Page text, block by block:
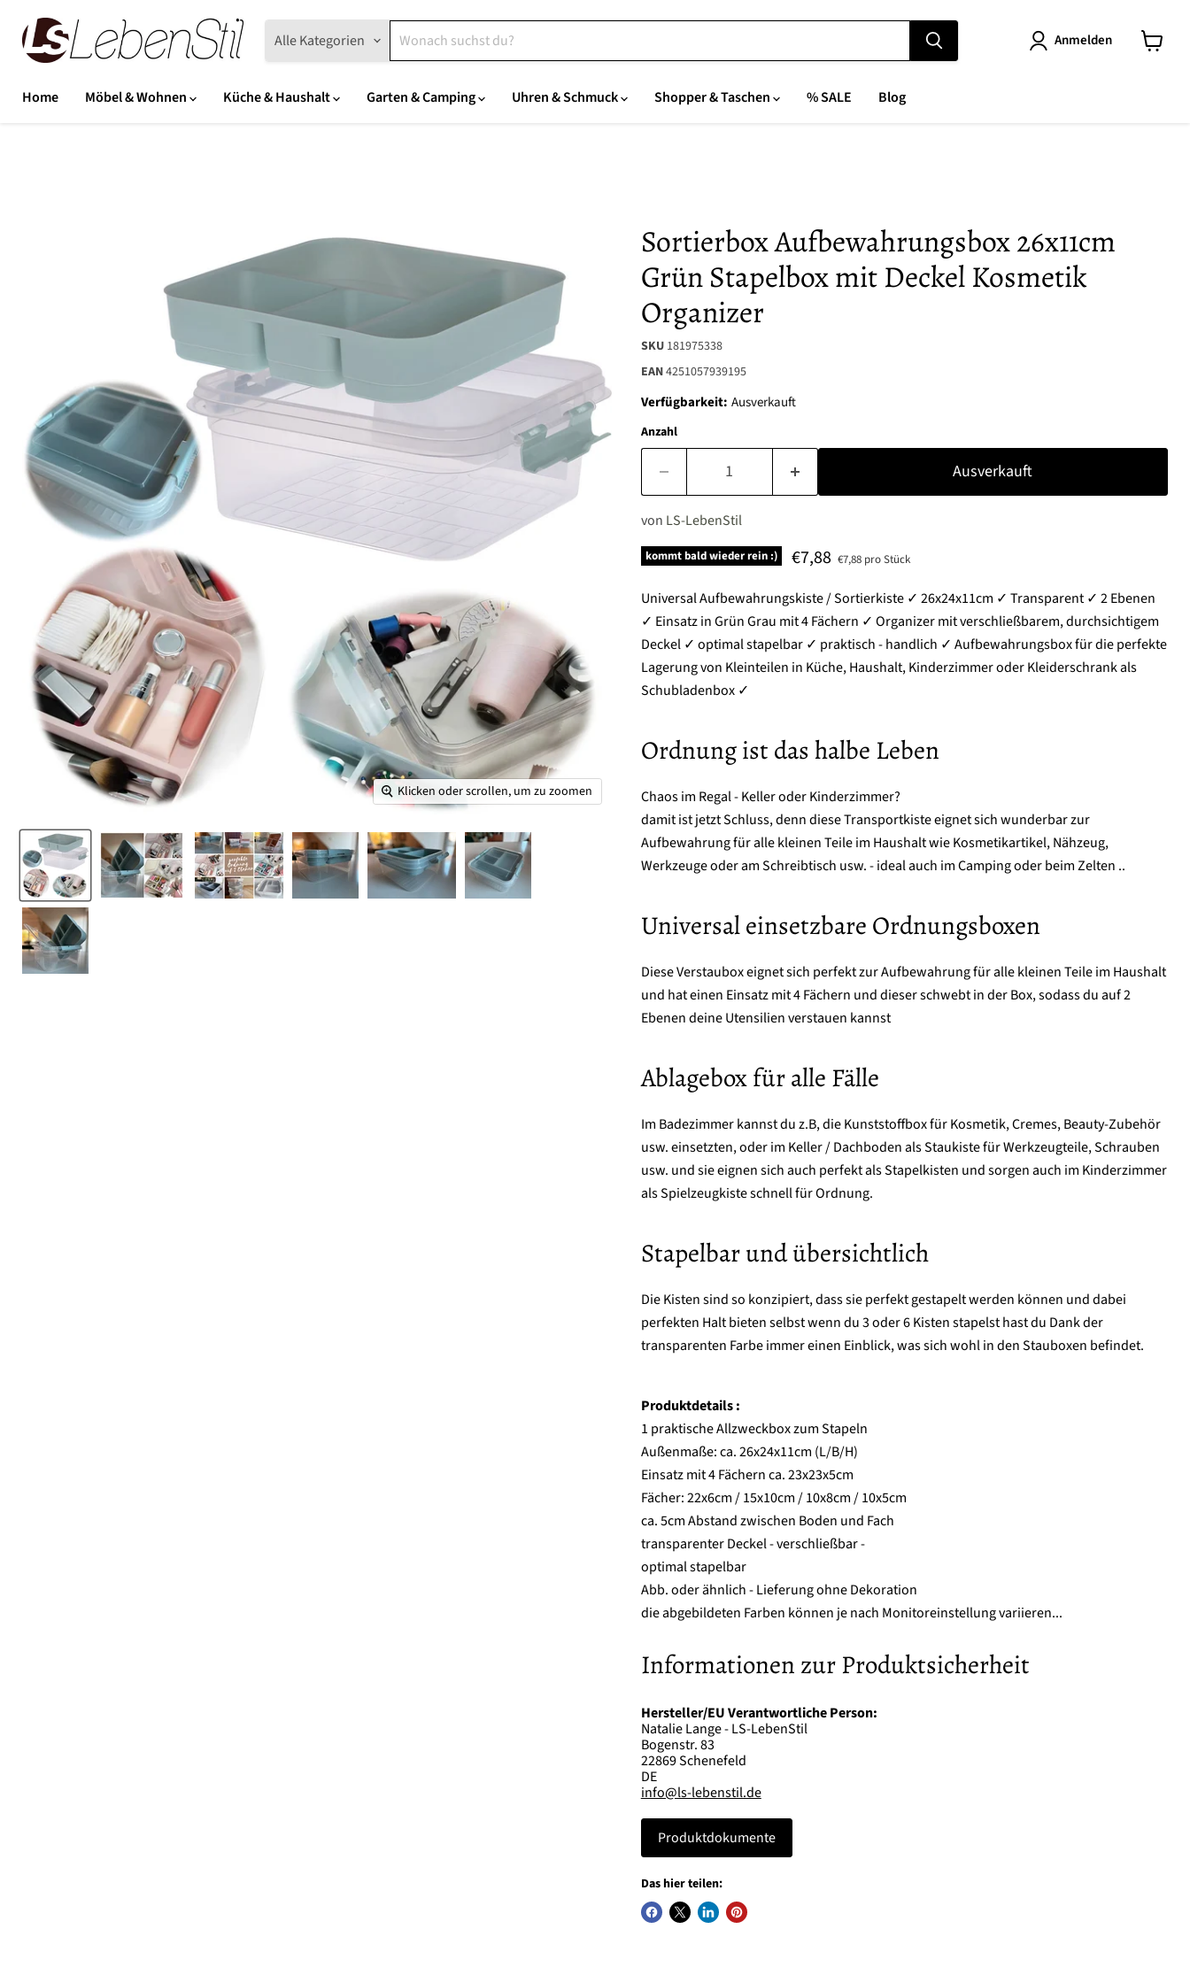
Alle Kategorien Anmelden
Home
Möbel & Wohnen Küche & Haushalt Garten & Camping Uhren & Schmuck Shopper & Taschen % SALE Blog
Klicken oder scrollen, um zu zoomen
Sortierbox Aufbewahrungsbox 26x11cm
Grün Stapelbox mit Deckel Kosmetik
Organizer
SKU 181975338
EAN4251057939195
Verfügbarkeit: Ausverkauft
Anzahl
Ausverkauft
von LS-LebenStil
kommt bald wieder rein :) Aktueller Preis
€7,88 €7,88 pro Stück
Universal Aufbewahrungskiste / Sortierkiste ✓ 26x24x11cm ✓ Transparent ✓ 2 Ebenen
✓ Einsatz in Grün Grau mit 4 Fächern ✓ Organizer mit verschließbarem, durchsichtigem
Deckel ✓ optimal stapelbar ✓ praktisch - handlich ✓ Aufbewahrungsbox für die perfekte
Lagerung von Kleinteilen in Küche, Haushalt, Kinderzimmer oder Kleiderschrank als
Schubladenbox ✓
Ordnung ist das halbe Leben
Chaos im Regal - Keller oder Kinderzimmer?
damit ist jetzt Schluss, denn diese Transportkiste eignet sich wunderbar zur
Aufbewahrung für alle kleinen Teile im Haushalt wie Kosmetikartikel, Nähzeug,
Werkzeuge oder am Schreibtisch usw. - ideal auch im Camping oder beim Zelten ..
Universal einsetzbare Ordnungsboxen
Diese Verstaubox eignet sich perfekt zur Aufbewahrung für alle kleinen Teile im Haushalt
und hat einen Einsatz mit 4 Fächern und dieser schwebt in der Box, sodass du auf 2
Ebenen deine Utensilien verstauen kannst
Ablagebox für alle Fälle
Im Badezimmer kannst du z.B, die Kunststoffbox für Kosmetik, Cremes, Beauty-Zubehör
usw. einsetzten, oder im Keller / Dachboden als Staukiste für Werkzeugteile, Schrauben
usw. und sie eignen sich auch perfekt als Stapelkisten und sorgen auch im Kinderzimmer
als Spielzeugkiste schnell für Ordnung.
Stapelbar und übersichtlich
Die Kisten sind so konzipiert, dass sie perfekt gestapelt werden können und dabei
perfekten Halt bieten selbst wenn du 3 oder 6 Kisten stapelst hast du Dank der
transparenten Farbe immer einen Einblick, was sich wohl in den Stauboxen befindet.
Produktdetails :
1 praktische Allzweckbox zum Stapeln
Außenmaße: ca. 26x24x11cm (L/B/H)
Einsatz mit 4 Fächern ca. 23x23x5cm
Fächer: 22x6cm / 15x10cm / 10x8cm / 10x5cm
ca. 5cm Abstand zwischen Boden und Fach
transparenter Deckel - verschließbar -
optimal stapelbar
Abb. oder ähnlich - Lieferung ohne Dekoration
die abgebildeten Farben können je nach Monitoreinstellung variieren...
Informationen zur Produktsicherheit
Hersteller/EU Verantwortliche Person:
Natalie Lange - LS-LebenStil
Bogenstr. 83
22869 Schenefeld
DE
info@ls-lebenstil.de
Produktdokumente
Das hier teilen: